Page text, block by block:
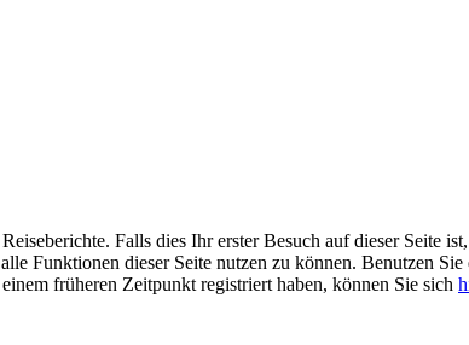
Falls dies Ihr erster Besuch auf dieser Seite
Funktionen dieser Seite nutzen zu können. Benutzen Sie
früheren Zeitpunkt registriert haben, können Sie sich